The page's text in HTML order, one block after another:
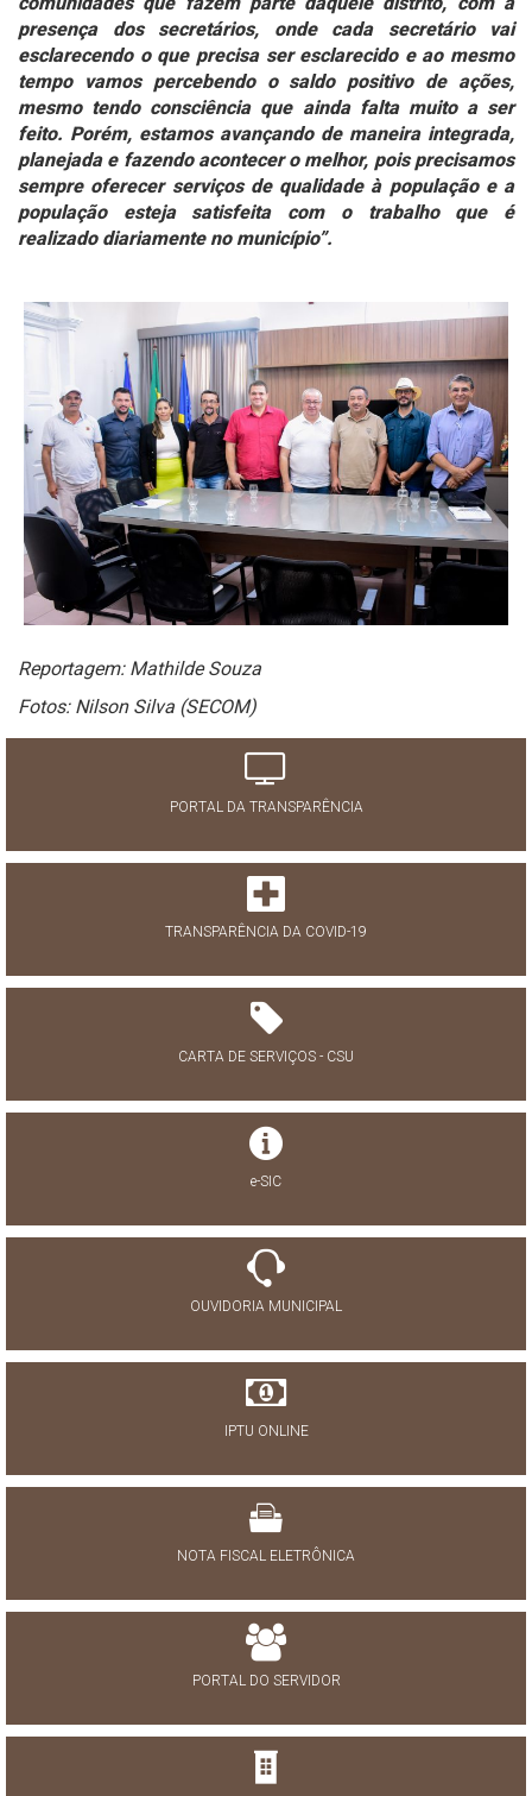
presença dos secretários, onde cada secretário vai
esclarecendo o que precisa ser esclarecido e ao mesmo
tempo vamos percebendo o saldo positivo de ações,
mesmo tendo consciência que ainda falta muito a ser
feito. Porém, estamos avançando de maneira integrada,
planejada e fazendo acontecer o melhor, pois precisamos
sempre oferecer serviços de qualidade à população e a
população esteja satisfeita com o trabalho que é
realizado diariamente no município”.
Reportagem: Mathilde Souza
Fotos: Nilson Silva (SECOM)
PORTAL DA TRANSPARÊNCIA
TRANSPARÊNCIA DA COVID-19
CARTA DE SERVIÇOS - CSU
e-SIC
OUVIDORIA MUNICIPAL
IPTU ONLINE
NOTA FISCAL ELETRÔNICA
PORTAL DO SERVIDOR